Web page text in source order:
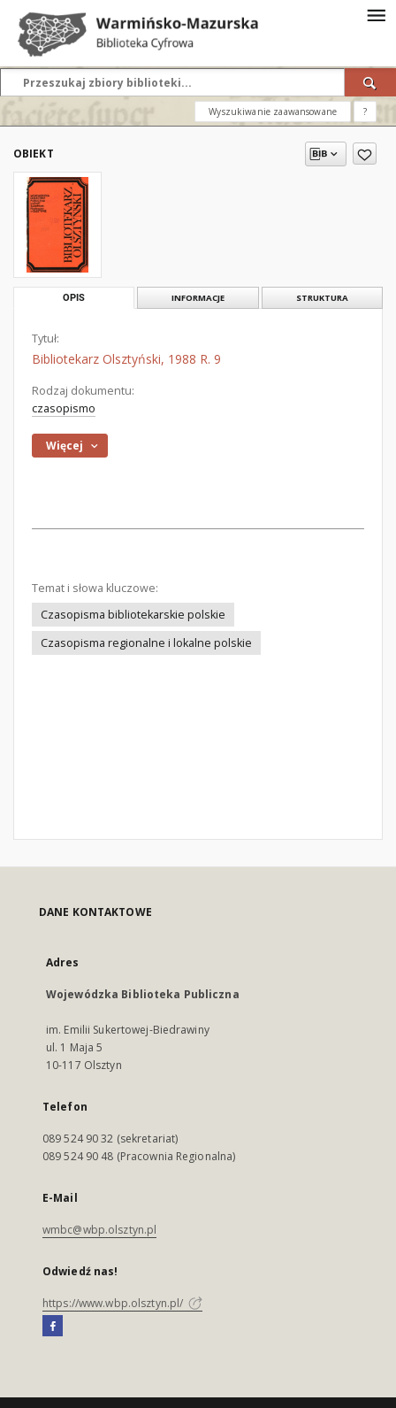
Wyszukiwanie zaawansowane ?
OBIEKT
OPIS INFORMACJE STRUKTURA
Tytuł:
Bibliotekarz Olsztyński, 1988 R. 9
Rodzaj dokumentu:
czasopismo
Więcej
Temat i słowa kluczowe:
Czasopisma bibliotekarskie polskie
Czasopisma regionalne i lokalne polskie
DANE KONTAKTOWE
Adres
Wojewódzka Biblioteka Publiczna
im. Emilii Sukertowej-Biedrawiny
ul. 1 Maja 5
10-117 Olsztyn
Telefon
089 524 90 32 (sekretariat)
089 524 90 48 (Pracownia Regionalna)
E-Mail
wmbc@wbp.olsztyn.pl
Odwiedź nas!
https://www.wbp.olsztyn.pl/